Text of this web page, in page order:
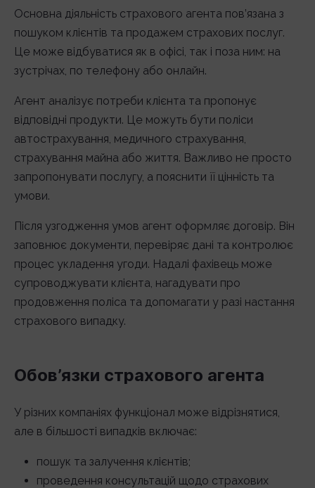
Основна діяльність страхового агента пов’язана з
пошуком клієнтів та продажем страхових послуг.
Це може відбуватися як в офісі, так і поза ним: на
зустрічах, по телефону або онлайн.
Агент аналізує потреби клієнта та пропонує
відповідні продукти. Це можуть бути поліси
автострахування, медичного страхування,
страхування майна або життя. Важливо не просто
запропонувати послугу, а пояснити її цінність та
умови.
Після узгодження умов агент оформляє договір. Він
заповнює документи, перевіряє дані та контролює
процес укладення угоди. Надалі фахівець може
супроводжувати клієнта, нагадувати про
продовження поліса та допомагати у разі настання
страхового випадку.
Обов’язки страхового агента
У різних компаніях функціонал може відрізнятися,
але в більшості випадків включає:
пошук та залучення клієнтів;
проведення консультацій щодо страхових